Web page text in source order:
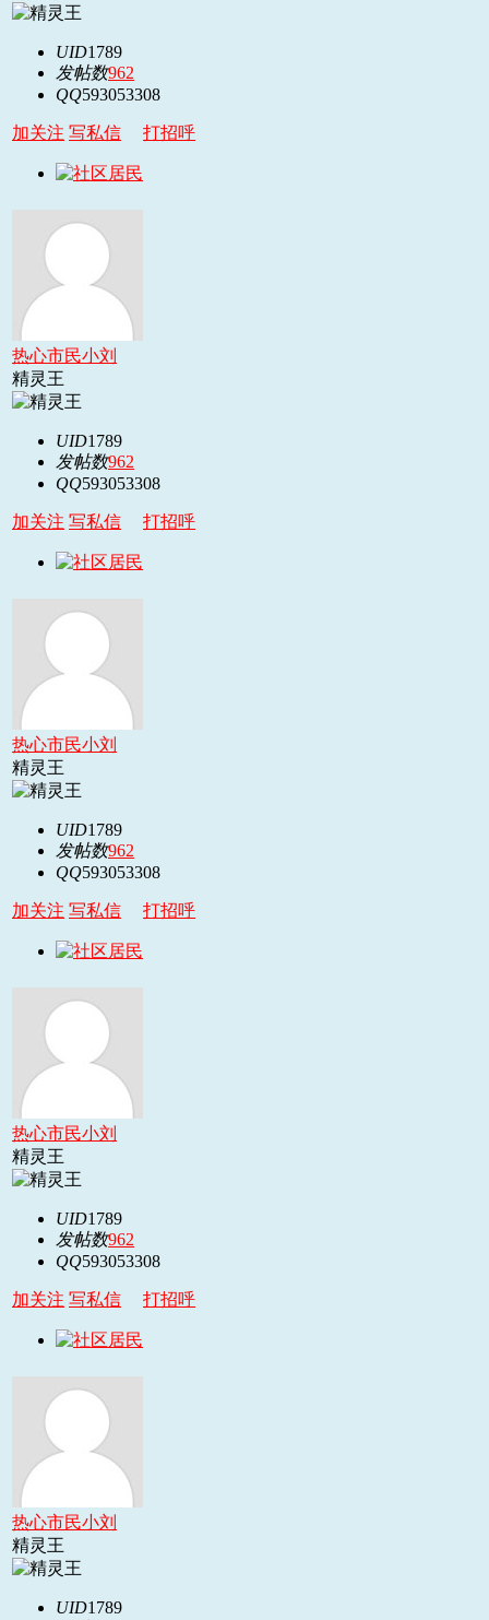
UID1789
发帖数962
QQ593053308
加关注 写私信 打招呼
热心市民小刘
精灵王
UID1789
发帖数962
QQ593053308
加关注 写私信 打招呼
热心市民小刘
精灵王
UID1789
发帖数962
QQ593053308
加关注 写私信 打招呼
热心市民小刘
精灵王
UID1789
发帖数962
QQ593053308
加关注 写私信 打招呼
热心市民小刘
精灵王
UID1789